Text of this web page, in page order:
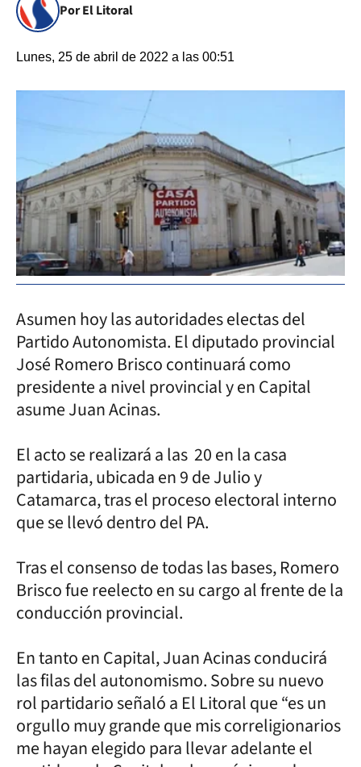
Por El Litoral
Lunes, 25 de abril de 2022 a las 00:51
Asumen hoy las autoridades electas del
Partido Autonomista. El diputado provincial
José Romero Brisco continuará como
presidente a nivel provincial y en Capital
asume Juan Acinas.
El acto se realizará a las 20 en la casa
partidaria, ubicada en 9 de Julio y
Catamarca, tras el proceso electoral interno
que se llevó dentro del PA.
Tras el consenso de todas las bases, Romero
Brisco fue reelecto en su cargo al frente de la
conducción provincial.
En tanto en Capital, Juan Acinas conducirá
las filas del autonomismo. Sobre su nuevo
rol partidario señaló a El Litoral que “es un
orgullo muy grande que mis correligionarios
me hayan elegido para llevar adelante el